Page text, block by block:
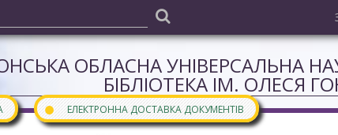
ОБЛАСНА УНІВЕРСАЛЬНА
БІБЛІОТЕКА ІМ. ОЛЕСЯ
● ЕЛЕКТРОННА ДОСТАВКА ДОКУМЕНТІВ